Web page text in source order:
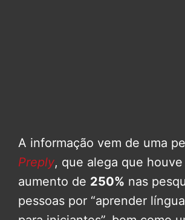
A informação vem de uma
Preply, que alega que houve
aumento de 250% nas
pessoas por “aprender